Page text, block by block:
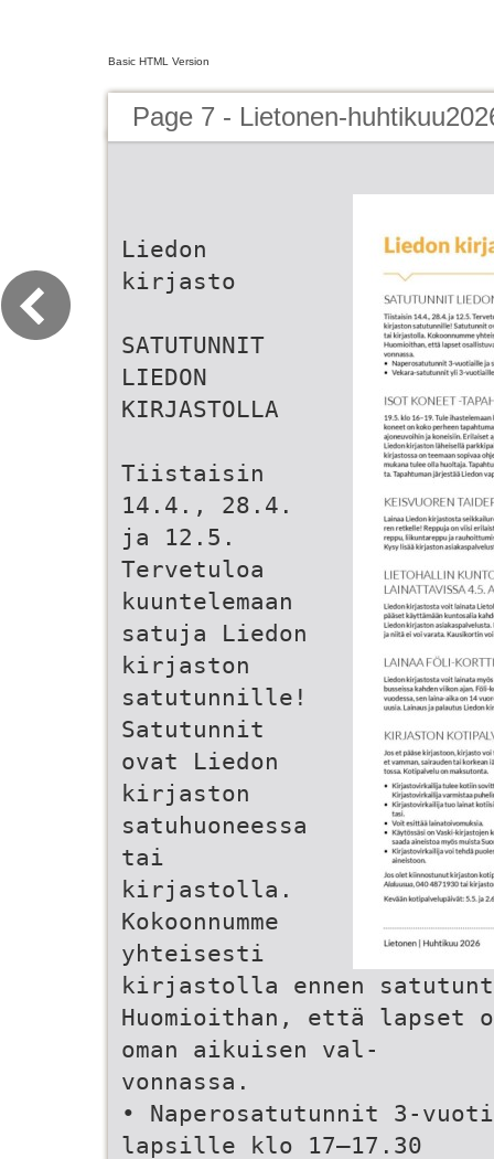
Basic HTML Version
Page 7 - Lietonen-
Liedon
kirjasto
SATUTUNNIT
LIEDON
KIRJASTOLLA
Tiistaisin
14.4., 28.4.
ja 12.5.
Tervetuloa
kuuntelemaan
satuja Liedon
kirjaston
satutunnille!
Satutunnit
ovat Liedon
kirjaston
satuhuoneessa
tai
kirjastolla.
Kokoonnumme
yhteisesti
kirjastolla ennen
Huomioithan, että
oman aikuisen val-
vonnassa.
• Naperosatutunnit 3-
lapsille klo 17–17.30